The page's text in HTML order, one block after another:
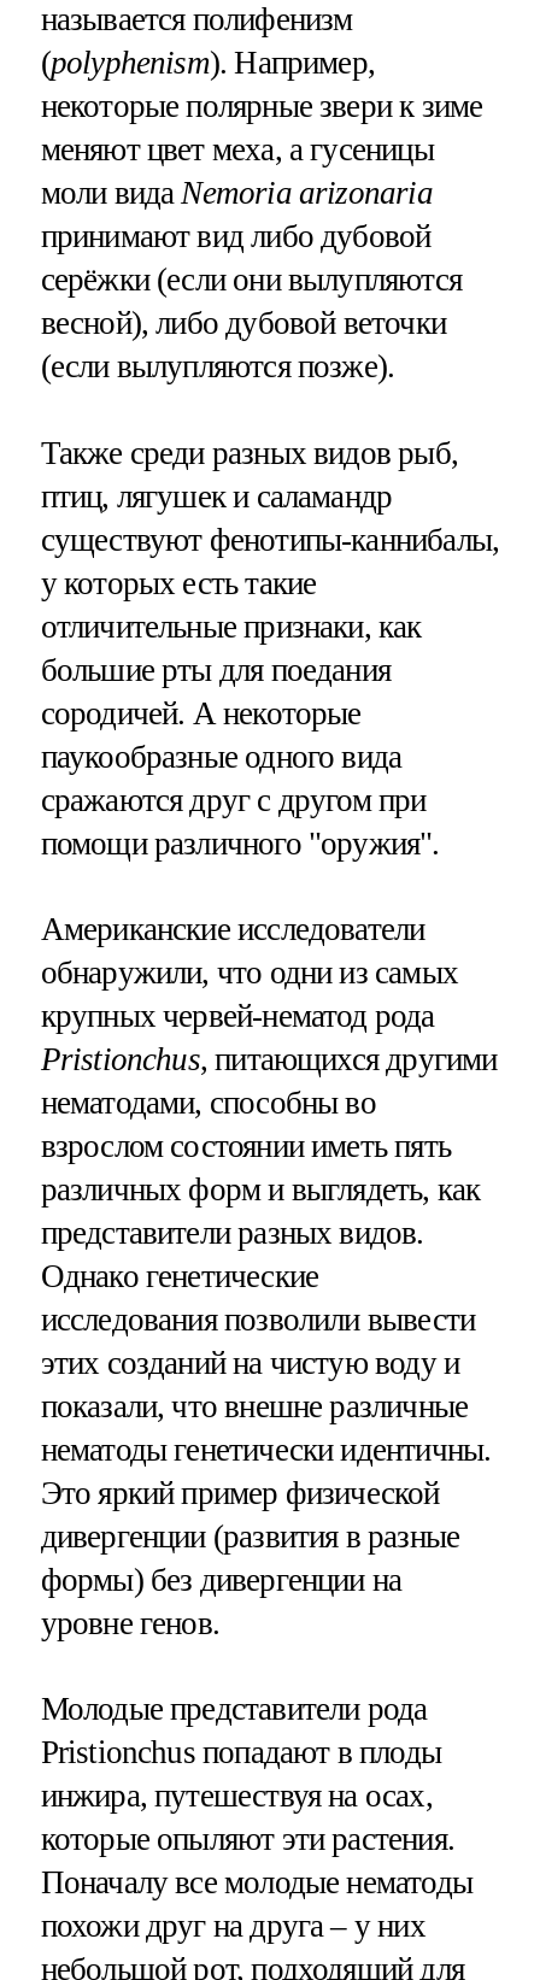
называется полифенизм
(polyphenism). Например,
некоторые полярные звери к зиме
меняют цвет меха, а гусеницы
моли видаNemoria arizonaria
принимают вид либо дубовой
серёжки (если они вылупляются
весной), либо дубовой веточки
(если вылупляются позже).
Также среди разных видов рыб,
птиц, лягушек и саламандр
существуют фенотипы-каннибалы,
у которых есть такие
отличительные признаки, как
большие рты для поедания
сородичей. А некоторые
паукообразные одного вида
сражаются друг с другом при
помощи различного "оружия".
Американские исследователи
обнаружили, что одни из самых
крупных червей-нематод рода
Pristionchus, питающихся другими
нематодами, способны во
взрослом состоянии иметь пять
различных форм и выглядеть, как
представители разных видов.
Однако генетические
исследования позволили вывести
этих созданий на чистую воду и
показали, что внешне различные
нематоды генетически идентичны.
Это яркий пример физической
дивергенции (развития в разные
формы) без дивергенции на
уровне генов.
Молодые представители рода
Pristionchus попадают в плоды
инжира, путешествуя на осах,
которые опыляют эти растения.
Поначалу все молодые нематоды
похожи друг на друга – у них
небольшой рот, подходящий для